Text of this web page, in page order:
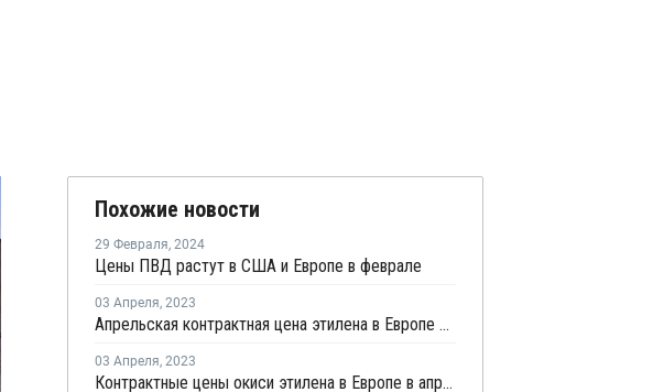
Похожие новости
29 Февраля, 2024
Цены ПВД растут в США и Европе в феврале
03 Апреля, 2023
Апрельская контрактная цена этилена в Европе снизилась на EUR40 за тонну
03 Апреля, 2023
Контрактные цены окиси этилена в Европе в апреле снизились на EUR33 за тонну